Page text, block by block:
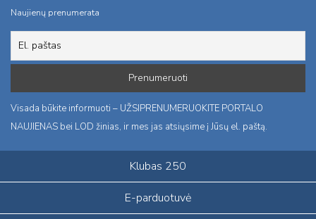
Naujienų prenumerata
Visada būkite informuoti – UŽSIPRENUMERUOKITE PORTALO
NAUJIENAS bei LOD žinias, ir mes jas atsiųsime į Jūsų el. paštą.
Klubas 250
E-parduotuvė